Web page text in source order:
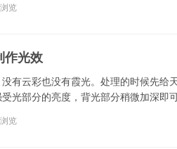
览
作光效
有云彩也没有霞光。处理的时候先给
光部分的亮度，背光部分稍微加深即可
览